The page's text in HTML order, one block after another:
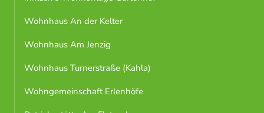
Wohnhaus An der Kelter
Wohnhaus Am Jenzig
Wohnhaus Turnerstraße (Kahla)
Wohngemeinschaft Erlenhöfe